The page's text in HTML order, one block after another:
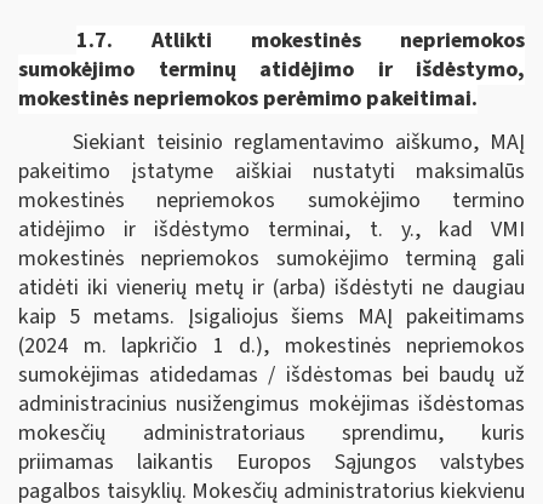
1.7.
Atlikti mokestinės nepriemokos
sumokėjimo terminų atidėjimo ir išdėstymo,
mokestinės nepriemokos perėmimo pakeitimai.
Siekiant teisinio reglamentavimo aiškumo, MAĮ
pakeitimo įstatyme aiškiai nustatyti maksimalūs
mokestinės nepriemokos sumokėjimo termino
atidėjimo ir išdėstymo terminai, t. y., kad VMI
mokestinės nepriemokos sumokėjimo terminą gali
atidėti iki vienerių metų ir (arba) išdėstyti ne daugiau
kaip 5 metams. Įsigaliojus šiems MAĮ pakeitimams
(2024 m. lapkričio 1 d.), mokestinės nepriemokos
sumokėjimas atidedamas / išdėstomas bei baudų už
administracinius nusižengimus mokėjimas išdėstomas
mokesčių administratoriaus sprendimu, kuris
priimamas laikantis Europos Sąjungos valstybes
pagalbos taisyklių. Mokesčių administratorius kiekvienu